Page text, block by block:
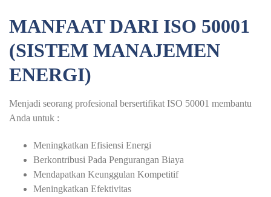
MANFAAT DARI ISO 50001
(SISTEM MANAJEMEN
ENERGI)
Menjadi seorang profesional bersertifikat ISO 50001 membantu
Anda untuk :
Meningkatkan Efisiensi Energi
Berkontribusi Pada Pengurangan Biaya
Mendapatkan Keunggulan Kompetitif
Meningkatkan Efektivitas